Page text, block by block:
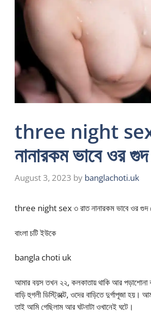
three night sex
নানারকম ভাবে ওর গুদ
August 3, 2023 by banglachoti.uk
three night sex ৩ রাত নানারকম ভাবে ওর গুদ
বাংলা চটি ইউকে
bangla choti uk
আমার বয়স তখন ২২, কলকাতায় থাকি আর পড়াশোনা
বাড়ি হুগলী ডিস্ট্রিক্টে, ওদের বাড়িতে দুর্গাপূজা হয়।
তাই আমি গেছিলাম আর ঘটনাটা ওখানেই ঘটে।